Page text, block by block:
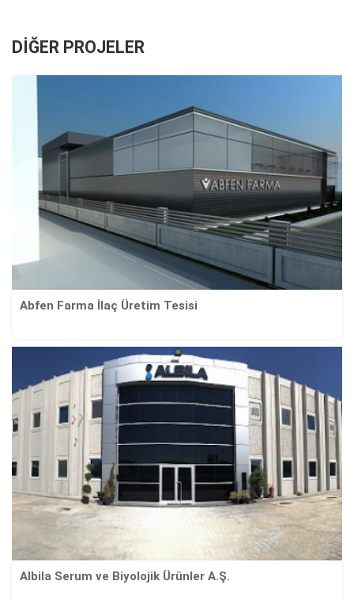
DİĞER PROJELER
Abfen Farma İlaç Üretim Tesisi
Albila Serum ve Biyolojik Ürünler A.Ş.